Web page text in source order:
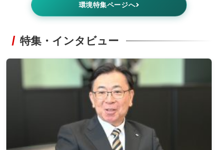
環境特集ページへ
特集・インタビュー